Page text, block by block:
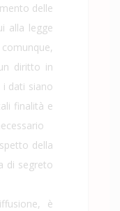
delle
alla legge
diritto in
i dati siano
finalità e
della
di segreto
è